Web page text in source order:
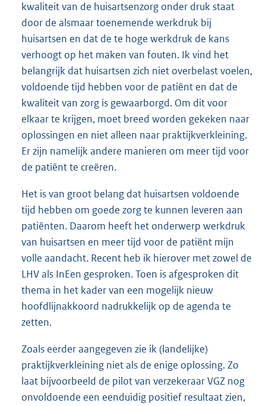
kwaliteit van de huisartsenzorg onder druk staat
door de alsmaar toenemende werkdruk bij
huisartsen en dat de te hoge werkdruk de kans
verhoogt op het maken van fouten. Ik vind het
belangrijk dat huisartsen zich niet overbelast voelen,
voldoende tijd hebben voor de patiënt en dat de
kwaliteit van zorg is gewaarborgd. Om dit voor
elkaar te krijgen, moet breed worden gekeken naar
oplossingen en niet alleen naar praktijkverkleining.
Er zijn namelijk andere manieren om meer tijd voor
de patiënt te creëren.
Het is van groot belang dat huisartsen voldoende
tijd hebben om goede zorg te kunnen leveren aan
patiënten. Daarom heeft het onderwerp werkdruk
van huisartsen en meer tijd voor de patiënt mijn
volle aandacht. Recent heb ik hierover met zowel de
LHV als InEen gesproken. Toen is afgesproken dit
thema in het kader van een mogelijk nieuw
hoofdlijnakkoord nadrukkelijk op de agenda te
zetten.
Zoals eerder aangegeven zie ik (landelijke)
praktijkverkleining niet als de enige oplossing. Zo
laat bijvoorbeeld de pilot van verzekeraar VGZ nog
onvoldoende een eenduidig positief resultaat zien,